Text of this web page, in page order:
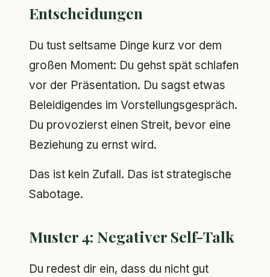
Entscheidungen
Du tust seltsame Dinge kurz vor dem
großen Moment: Du gehst spät schlafen
vor der Präsentation. Du sagst etwas
Beleidigendes im Vorstellungsgespräch.
Du provozierst einen Streit, bevor eine
Beziehung zu ernst wird.
Das ist kein Zufall. Das ist strategische
Sabotage.
Muster 4: Negativer Self-Talk
Du redest dir ein, dass du nicht gut